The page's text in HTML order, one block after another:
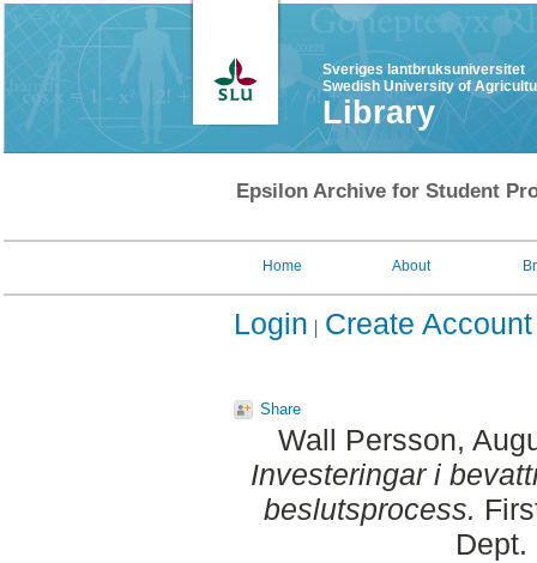
Sveriges lantbruksuniversitet
Swedish University of
Library
Epsilon Archive for Student
Home About
Login Create Account
Share
Wall Persson,
Investeringar i
beslutsprocess.